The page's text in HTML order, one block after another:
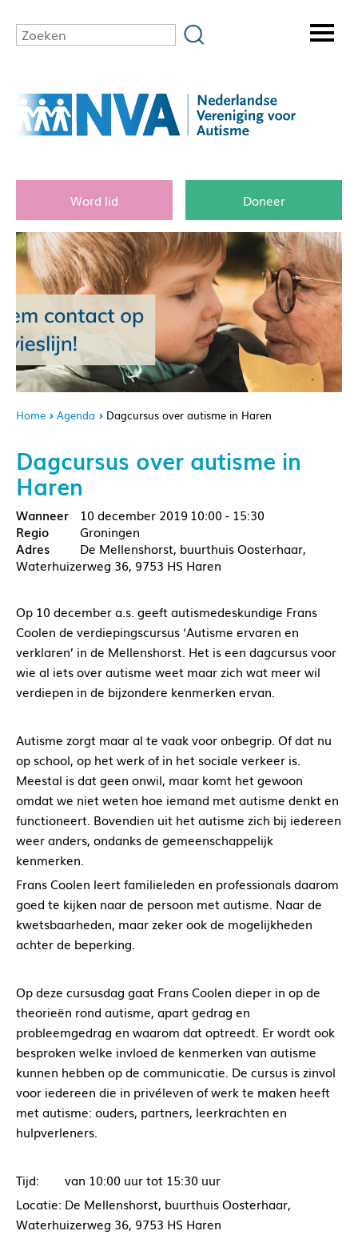
Word lid Doneer
Home Agenda Dagcursus over autisme in Haren
Dagcursus over autisme in
Haren
10 december 2019 10:00 - 15:30
Groningen
De Mellenshorst, buurthuis Oosterhaar,
Waterhuizerweg 36, 9753 HS Haren
Op 10 december a.s. geeft autismedeskundige Frans
Coolen de verdiepingscursus ‘Autisme ervaren en
verklaren’ in de Mellenshorst. Het is een dagcursus voor
wie al iets over autisme weet maar zich wat meer wil
verdiepen in de bijzondere kenmerken ervan.
Autisme zorgt maar al te vaak voor onbegrip. Of dat nu
op school, op het werk of in het sociale verkeer is.
Meestal is dat geen onwil, maar komt het gewoon
omdat we niet weten hoe iemand met autisme denkt en
functioneert. Bovendien uit het autisme zich bij iedereen
weer anders, ondanks de gemeenschappelijk
kenmerken.
Frans Coolen leert familieleden en professionals daarom
goed te kijken naar de persoon met autisme. Naar de
kwetsbaarheden, maar zeker ook de mogelijkheden
achter de beperking.
Op deze cursusdag gaat Frans Coolen dieper in op de
theorieën rond autisme, apart gedrag en
probleemgedrag en waarom dat optreedt. Er wordt ook
besproken welke invloed de kenmerken van autisme
kunnen hebben op de communicatie. De cursus is zinvol
voor iedereen die in privéleven of werk te maken heeft
met autisme: ouders, partners, leerkrachten en
hulpverleners.
Tijd: van 10:00 uur tot 15:30 uur
Locatie: De Mellenshorst, buurthuis Oosterhaar,
Waterhuizerweg 36, 9753 HS Haren